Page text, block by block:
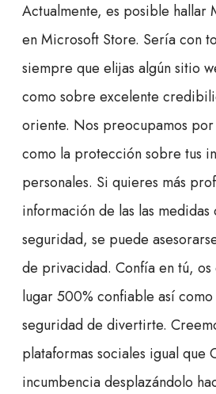
Actualmente, es posible hallar
en Microsoft Store. Serí­a con
siempre que elijas algún sitio
como sobre excelente
oriente. Nos preocupamos
como la protección sobre tus
personales. Si quieres más
información de las las medidas
seguridad, se puede
de privacidad. Confía en tú, os
lugar 500% confiable así­
seguridad de divertirte.
plataformas sociales igual que
incumbencia desplazándolo